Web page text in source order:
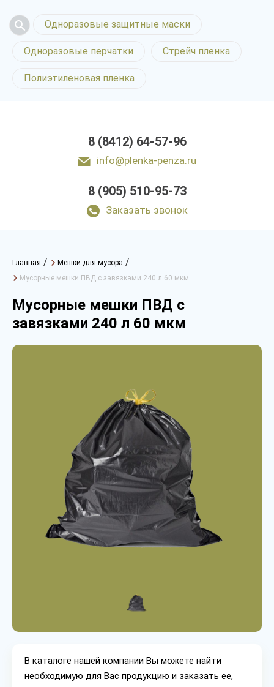
Одноразовые защитные маски
Одноразовые перчатки Стрейч пленка
Полиэтиленовая пленка
8 (8412) 64-57-96
info@plenka-penza.ru
8 (905) 510-95-73
Заказать звонок
Главная / Мешки для мусора /
Мусорные мешки ПВД с завязками 240 л 60 мкм
Мусорные мешки ПВД с
завязками 240 л 60 мкм
В каталоге нашей компании Вы можете найти
необходимую для Вас продукцию и заказать ее,